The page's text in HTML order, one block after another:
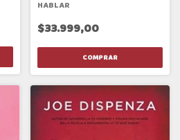
HABLAR
$33.999,00